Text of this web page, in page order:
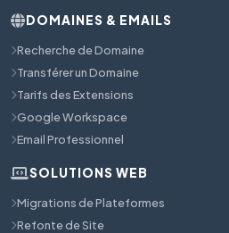
DOMAINES & EMAILS
Recherche de Domaine
Transférer un Domaine
Tarifs des Extensions
Google Workspace
Email Professionnel
SOLUTIONS WEB
Migrations de Plateformes
Refonte de Site